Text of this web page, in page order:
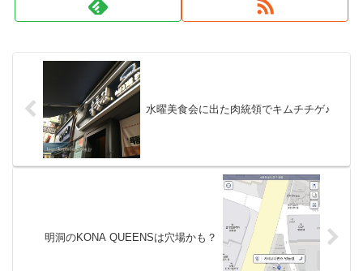
水曜美食会に出た肉統領でキムチチゲ♪
明洞のKONA QUEENSは穴場かも？